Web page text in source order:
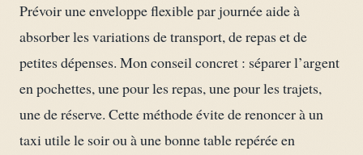
Prévoir une enveloppe flexible par journée aide à
absorber les variations de transport, de repas et de
petites dépenses. Mon conseil concret : séparer l’argent
en pochettes, une pour les repas, une pour les trajets,
une de réserve. Cette méthode évite de renoncer à un
taxi utile le soir ou à une bonne table repérée en